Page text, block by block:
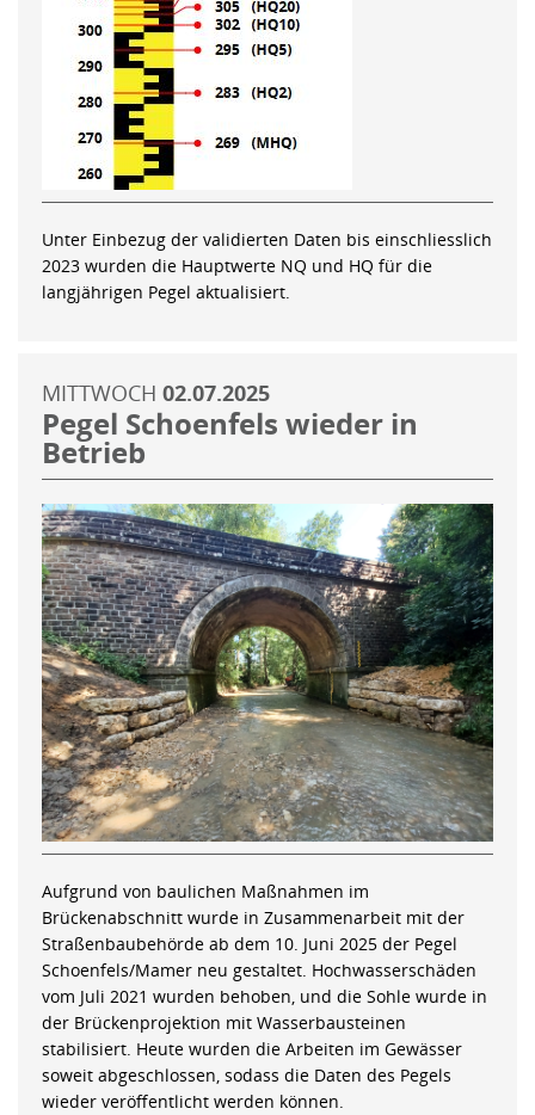
Unter Einbezug der validierten Daten bis einschliesslich
2023 wurden die Hauptwerte NQ und HQ für die
langjährigen Pegel aktualisiert.
MITTWOCH 02.07.2025
Pegel Schoenfels wieder in
Betrieb
Aufgrund von baulichen Maßnahmen im
Brückenabschnitt wurde in Zusammenarbeit mit der
Straßenbaubehörde ab dem 10. Juni 2025 der Pegel
Schoenfels/Mamer neu gestaltet. Hochwasserschäden
vom Juli 2021 wurden behoben, und die Sohle wurde in
der Brückenprojektion mit Wasserbausteinen
stabilisiert. Heute wurden die Arbeiten im Gewässer
soweit abgeschlossen, sodass die Daten des Pegels
wieder veröffentlicht werden können.